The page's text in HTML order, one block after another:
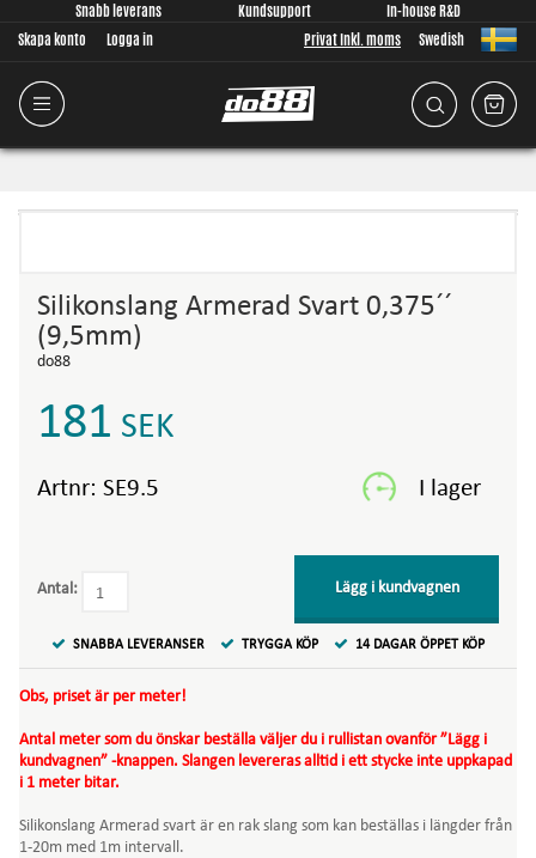
Snabb leverans Kundsupport
In-house R&D
Skapa konto
Logga in Privat Inkl. moms Swedish
Silikonslang Armerad Svart 0,375´´
(9,5mm)
do88
181 SEK
Artnr: SE9.5
Antal: Lägg i kundvagnen
SNABBA LEVERANSER TRYGGA KÖP 14 DAGAR ÖPPET KÖP
Obs, priset är per meter!
Antal meter som du önskar beställa väljer du i rullistan ovanför ”Lägg i
kundvagnen” -knappen. Slangen levereras alltid i ett stycke inte uppkapad
i 1 meter bitar.
Silikonslang Armerad svart är en rak slang som kan beställas i längder från
1-20m med 1m intervall.